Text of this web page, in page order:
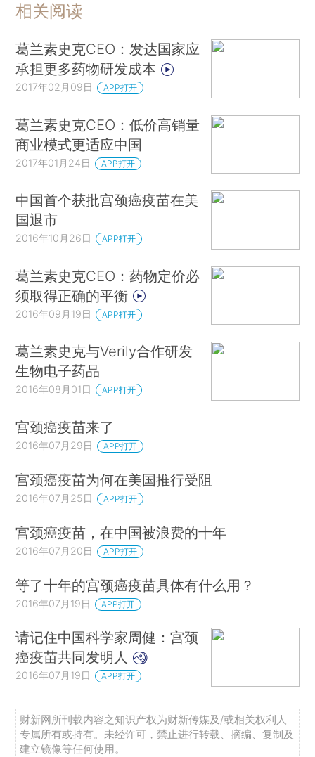
相关阅读
葛兰素史克CEO：发达国家应
承担更多药物研发成本
2017年02月09日 APP打开
葛兰素史克CEO：低价高销量
商业模式更适应中国
2017年01月24日 APP打开
中国首个获批宫颈癌疫苗在美
国退市
2016年10月26日 APP打开
葛兰素史克CEO：药物定价必
须取得正确的平衡
2016年09月19日 APP打开
葛兰素史克与Verily合作研发
生物电子药品
2016年08月01日 APP打开
宫颈癌疫苗来了
2016年07月29日 APP打开
宫颈癌疫苗为何在美国推行受阻
2016年07月25日 APP打开
宫颈癌疫苗，在中国被浪费的十年
2016年07月20日 APP打开
等了十年的宫颈癌疫苗具体有什么用？
2016年07月19日 APP打开
请记住中国科学家周健：宫颈
癌疫苗共同发明人
2016年07月19日 APP打开
财新网所刊载内容之知识产权为财新传媒及/或相关权利人
专属所有或持有。未经许可，禁止进行转载、摘编、复制及
建立镜像等任何使用。